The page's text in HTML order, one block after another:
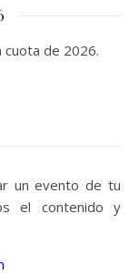
cuota de 2026.
un evento de tu
el contenido y